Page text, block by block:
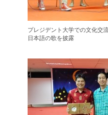
プレジデント大学での文化交
日本語の歌を披露